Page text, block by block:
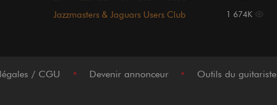
Jazzmasters & Jaguars Users Club
1 674K
/ CGU • Devenir annonceur • Outils du guitariste